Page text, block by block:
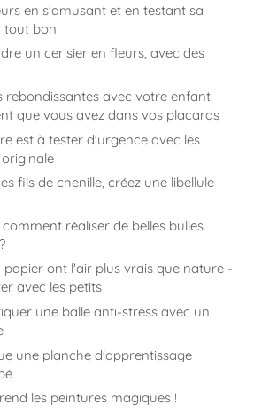
en s'amusant et en testant sa
tout bon
un cerisier en fleurs, avec des
rebondissantes avec votre enfant
que vous avez dans vos placards
est à tester d'urgence avec les
fils de chenille, créez une libellule
réaliser de belles bulles
papier ont l'air plus vrais que nature -
avec les petits
une balle anti-stress avec un
une planche d'apprentissage
les peintures magiques !